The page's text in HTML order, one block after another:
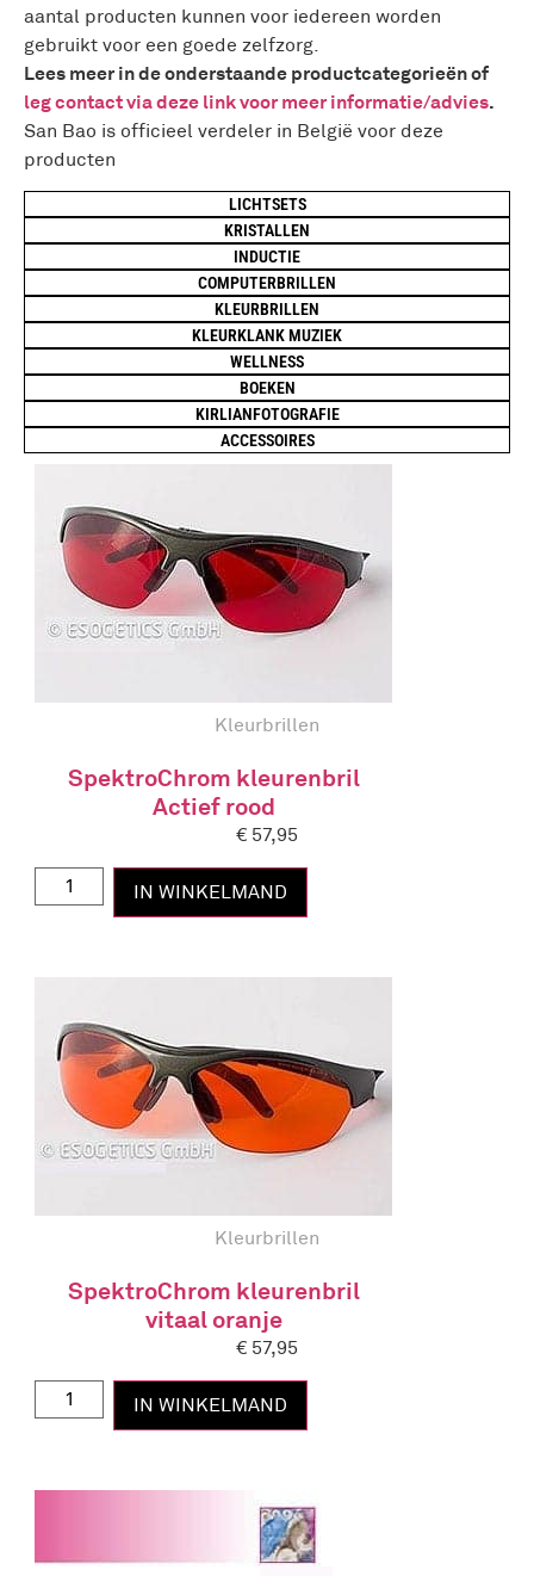
aantal producten kunnen voor iedereen worden
gebruikt voor een goede zelfzorg.
Lees meer in de onderstaandeproductcategorieën of
leg contact via deze link voor meer informatie/advies.
San Bao is officieel verdeler in België voor deze
producten
LICHTSETS
KRISTALLEN
INDUCTIE
COMPUTERBRILLEN
KLEURBRILLEN
KLEURKLANK MUZIEK
WELLNESS
BOEKEN
KIRLIANFOTOGRAFIE
ACCESSOIRES
Kleurbrillen
SpektroChrom kleurenbril
Actief rood
€ 57,95
IN WINKELMAND
Kleurbrillen
SpektroChrom kleurenbril
vitaal oranje
€ 57,95
IN WINKELMAND